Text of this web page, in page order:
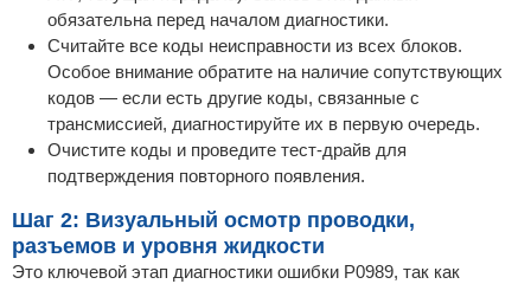
обязательна перед началом диагностики.
Считайте все коды неисправности из всех блоков.
Особое внимание обратите на наличие сопутствующих
кодов — если есть другие коды, связанные с
трансмиссией, диагностируйте их в первую очередь.
Очистите коды и проведите тест-драйв для
подтверждения повторного появления.
Шаг 2: Визуальный осмотр проводки,
разъемов и уровня жидкости
Это ключевой этап диагностики ошибки P0989, так как